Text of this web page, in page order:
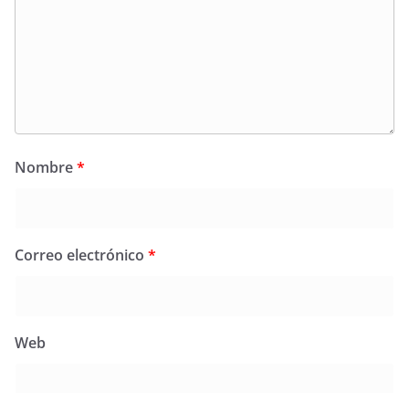
Nombre*
Correo electrónico *
Web